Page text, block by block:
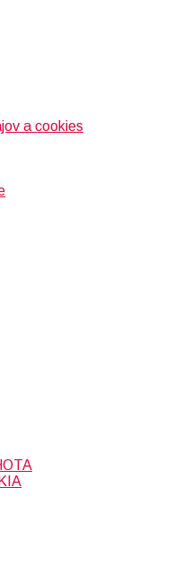
a cookies